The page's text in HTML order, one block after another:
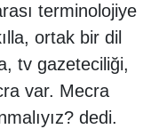
terminolojiye
ortak bir dil
tv gazeteciliği,
var. Mecra
dedi.